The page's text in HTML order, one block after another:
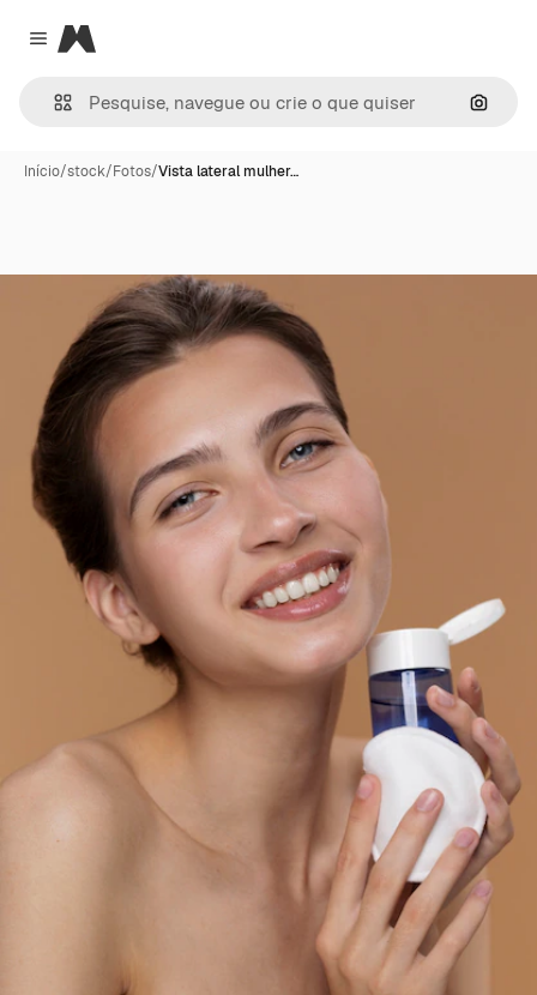
Close menu
Magnific
Início/stock/Fotos/Vista lateral mulher…